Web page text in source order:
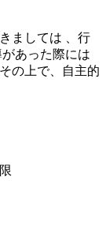
ましては 、行
あった際には
の上で、自主的